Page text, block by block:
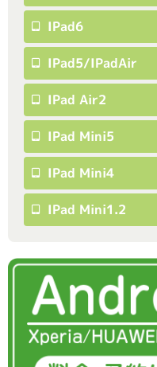
IPad6
IPad5/iPadAir
IPad Air2
IPad Mini5
IPad Mini4
IPad Mini1.2